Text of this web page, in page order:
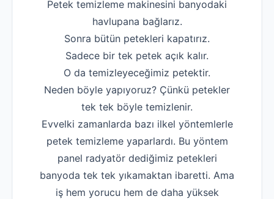
Robotla
Su Kaçağı
Profesyonel Petek
Uzmana Sor
Hakkımızda
İletişim
Petek temizleme makinesini banyodaki
havlupana bağlarız.
Sonra bütün petekleri kapatırız.
Sadece bir tek petek açık kalır.
O da temizleyeceğimiz petektir.
Neden böyle yapıyoruz? Çünkü petekler
tek tek böyle temizlenir.
Evvelki zamanlarda bazı ilkel yöntemlerle
petek temizleme yaparlardı. Bu yöntem
panel radyatör dediğimiz petekleri
banyoda tek tek yıkamaktan ibaretti. Ama
iş hem yorucu hem de daha yüksek